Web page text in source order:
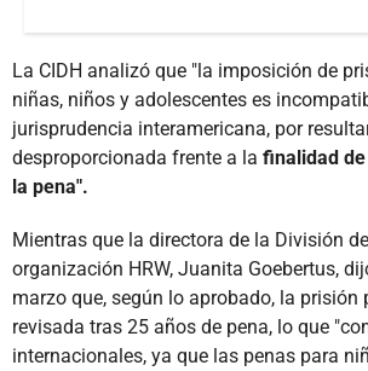
La CIDH analizó que "la imposición de
niñas, niños y adolescentes es
jurisprudencia interamericana, por
desproporcionada frente a la finalidad
la pena".
Mientras que la directora de la División
organización HRW, Juanita Goebertus,
marzo que, según lo aprobado, la prisión
revisada tras 25 años de pena, lo que
internacionales, ya que las penas para